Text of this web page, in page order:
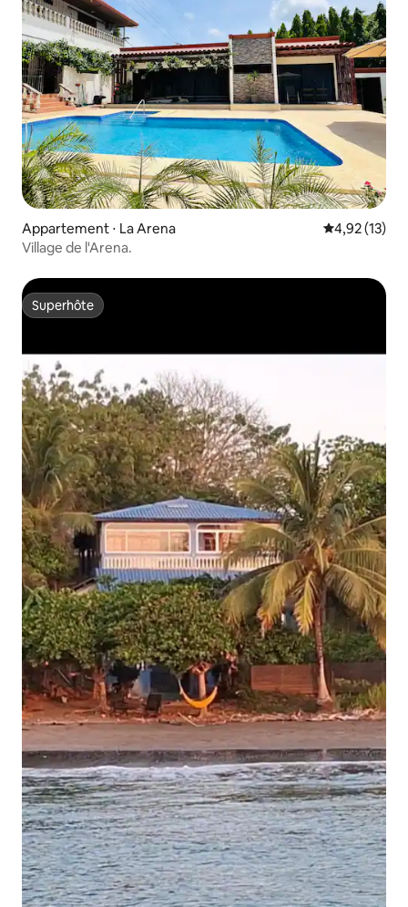
Appartement ⋅ La Arena Évaluation
4,92 (13)
Village de l'Arena.
Superhôte
Superhôte